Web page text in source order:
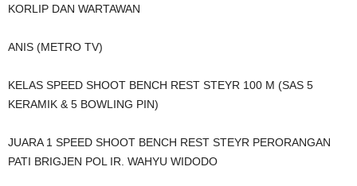
KORLIP DAN WARTAWAN
ANIS (METRO TV)
KELAS SPEED SHOOT BENCH REST STEYR 100 M (SAS 5
KERAMIK & 5 BOWLING PIN)
JUARA 1 SPEED SHOOT BENCH REST STEYR PERORANGAN
PATI BRIGJEN POL IR. WAHYU WIDODO